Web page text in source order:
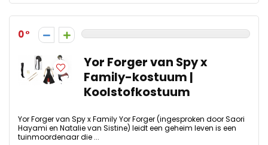
0
Yor Forger van Spy x
Family-kostuum |
Koolstofkostuum
Yor Forger van Spy x Family Yor Forger (ingesproken door Saori
Hayami en Natalie van Sistine) leidt een geheim leven is een
tuinmoordenaar die ...